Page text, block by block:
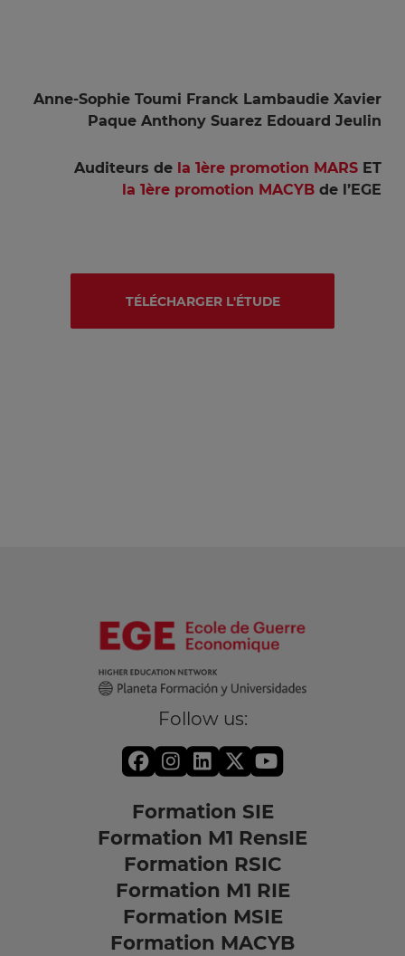
Anne-Sophie Toumi Franck Lambaudie Xavier
Paque Anthony Suarez Edouard Jeulin
Auditeurs de la 1ère promotion MARS ET
la 1ère promotion MACYB de l’EGE
TÉLÉCHARGER L'ÉTUDE
Follow us:
Formation SIE
Formation M1 RensIE
Formation RSIC
Formation M1 RIE
Formation MSIE
Formation MACYB